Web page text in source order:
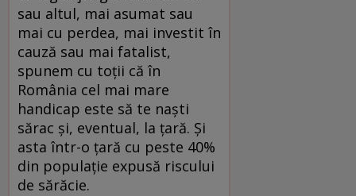
sau altul, mai asumat sau
mai cu perdea, mai investit în
cauză sau mai fatalist,
spunem cu toții că în
România cel mai mare
handicap este să te naști
sărac și, eventual, la țară. Și
asta într-o țară cu peste 40%
din populație expusă riscului
de sărăcie.